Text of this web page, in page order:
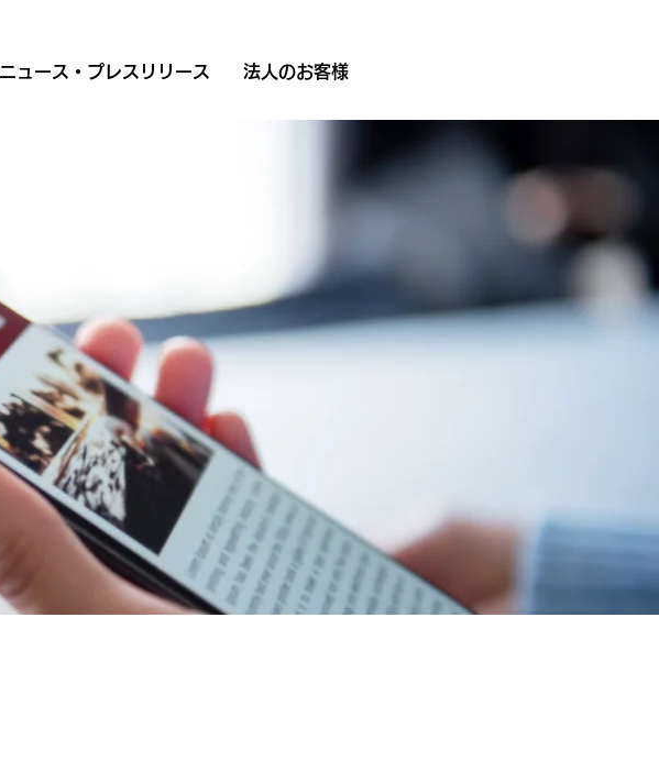
ニュース・プレスリリース 法人のお客様